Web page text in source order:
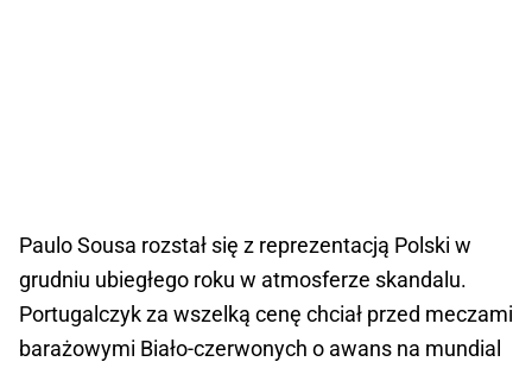
Paulo Sousa rozstał się z reprezentacją Polski w
grudniu ubiegłego roku w atmosferze skandalu.
Portugalczyk za wszelką cenę chciał przed meczami
barażowymi Biało-czerwonych o awans na mundial